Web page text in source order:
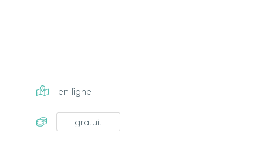
en ligne
gratuit